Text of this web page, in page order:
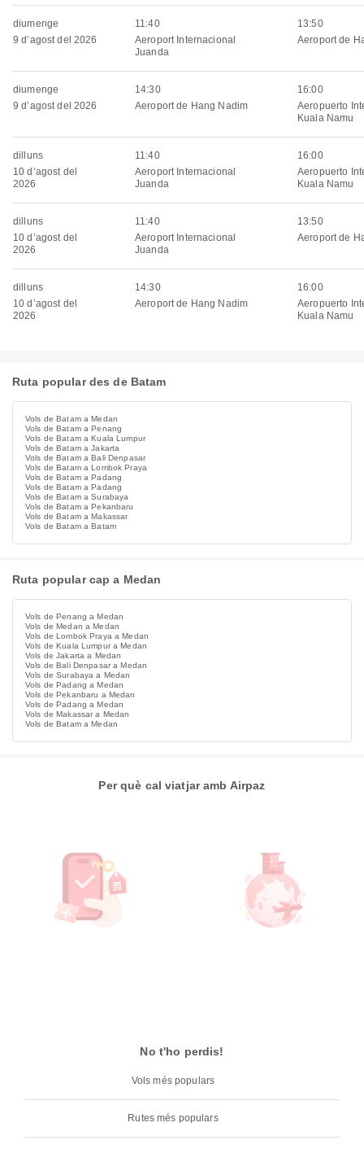
diumenge
9 d’agost del 2026
11:40
Aeroport Internacional
Juanda
13:50
Aeroport de
diumenge
9 d’agost del 2026
14:30
Aeroport de Hang Nadim
16:00
Aeropuerto
Kuala Namu
dilluns
10 d’agost del
2026
11:40
Aeroport Internacional
Juanda
16:00
Aeropuerto
Kuala Namu
dilluns
10 d’agost del
2026
11:40
Aeroport Internacional
Juanda
13:50
Aeroport de
dilluns
10 d’agost del
2026
14:30
Aeroport de Hang Nadim
16:00
Aeropuerto
Kuala Namu
Ruta popular des de Batam
Vols de Batam a Medan
Vols de Batam a Penang
Vols de Batam a Kuala Lumpur
Vols de Batam a Jakarta
Vols de Batam a Bali Denpasar
Vols de Batam a Lombok Praya
Vols de Batam a Padang
Vols de Batam a Padang
Vols de Batam a Surabaya
Vols de Batam a Pekanbaru
Vols de Batam a Makassar
Vols de Batam a Batam
Ruta popular cap a Medan
Vols de Penang a Medan
Vols de Medan a Medan
Vols de Lombok Praya a Medan
Vols de Kuala Lumpur a Medan
Vols de Jakarta a Medan
Vols de Bali Denpasar a Medan
Vols de Surabaya a Medan
Vols de Padang a Medan
Vols de Pekanbaru a Medan
Vols de Padang a Medan
Vols de Makassar a Medan
Vols de Batam a Medan
Per què cal viatjar amb Airpaz
No t'ho perdis!
Vols més populars
Rutes més populars